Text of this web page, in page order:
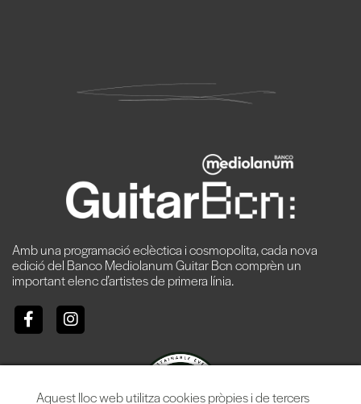
Amb una programació eclèctica i cosmopolita, cada nova
edició del Banco Mediolanum Guitar Bcn comprèn un
important elenc d’artistes de primera línia.
Aquest lloc web utilitza cookies pròpies i de tercers